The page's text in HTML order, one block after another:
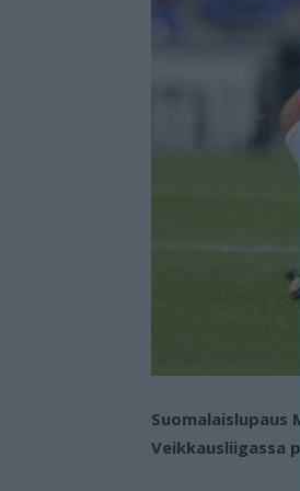
Suomalaislupaus
Veikkausliigassa